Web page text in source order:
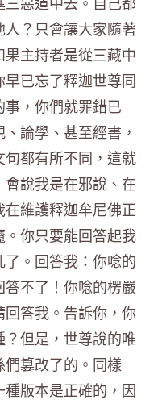
？只會讓大家隨著
果主持者是從三藏中
早已忘了釋迦世尊同
， 你們就罪錯已
論學、甚至經書，
都有所不同，這就
說我是在邪說、在
在維護釋迦牟尼佛正
你只要能回答起我
。回答我： 你唸的
不了！ 你唸的楞嚴
答我。告訴你， 你
但是，世尊說的唯
們篡改了的。同樣
種版本是正確的，因